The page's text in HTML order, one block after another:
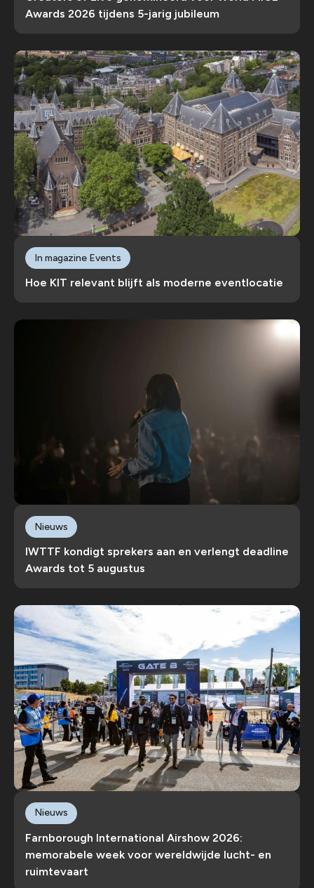
Awards 2026 tijdens 5-jarig jubileum
Hoe KIT relevant blijft als moderne eventlocatie
In magazine Events
IWTTF kondigt sprekers aan en verlengt deadline
Awards tot 5 augustus
Nieuws
Farnborough International Airshow 2026:
memorabele week voor wereldwijde lucht- en
ruimtevaart
Nieuws